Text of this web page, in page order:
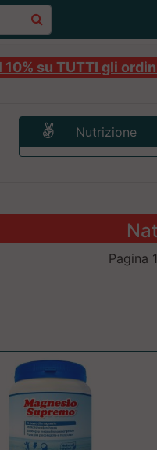
su TUTTI gli
Nutrizione
Pagina